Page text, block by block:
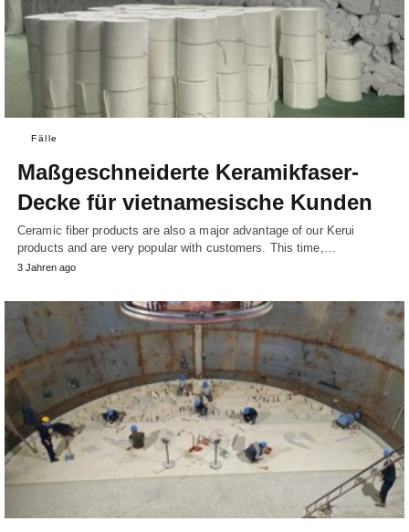
Fälle
Maßgeschneiderte Keramikfaser-
Decke für vietnamesische Kunden
Ceramic fiber products are also a major advantage of our Kerui
products and are very popular with customers. This time,…
3 Jahren ago